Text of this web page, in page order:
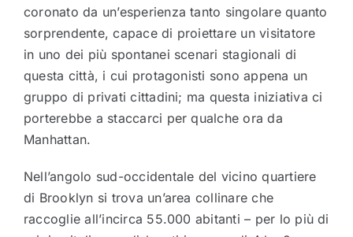
coronato da un’esperienza tanto singolare quanto
sorprendente, capace di proiettare un visitatore
in uno dei più spontanei scenari stagionali di
questa città, i cui protagonisti sono appena un
gruppo di privati cittadini; ma questa iniziativa ci
porterebbe a staccarci per qualche ora da
Manhattan.
Nell’angolo sud-occidentale del vicino quartiere
di Brooklyn si trova un’area collinare che
raccoglie all’incirca 55.000 abitanti – per lo più di